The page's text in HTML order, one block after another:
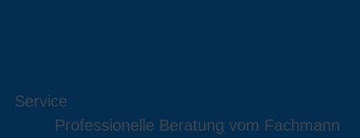
Service
Professionelle Beratung vom Fachmann